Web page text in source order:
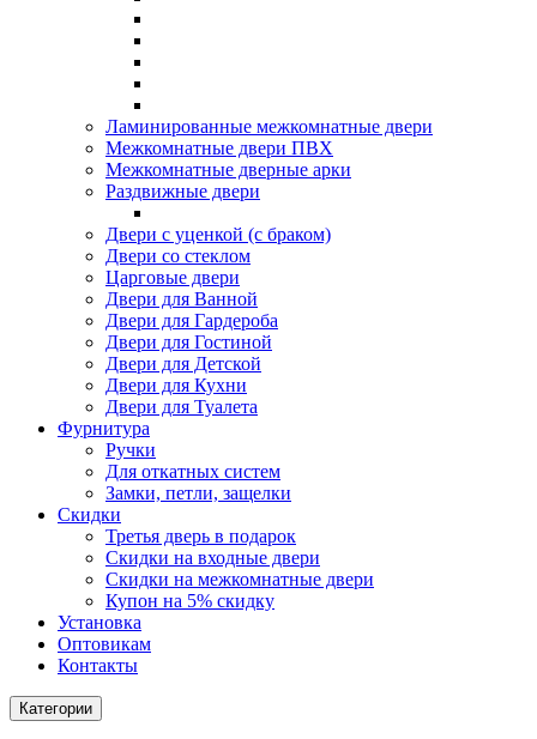
Ламинированные межкомнатные двери
Межкомнатные двери ПВХ
Межкомнатные дверные арки
Раздвижные двери
Двери с уценкой (с браком)
Двери со стеклом
Царговые двери
Двери для Ванной
Двери для Гардероба
Двери для Гостиной
Двери для Детской
Двери для Кухни
Двери для Туалета
Фурнитура
Ручки
Для откатных систем
Замки, петли, защелки
Скидки
Третья дверь в подарок
Скидки на входные двери
Скидки на межкомнатные двери
Купон на 5% скидку
Установка
Оптовикам
Контакты
Категории